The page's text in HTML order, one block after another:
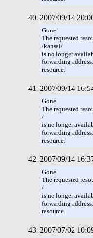
2007/09/14
Gone
The requested
/kansai/
is no longer
forwarding
resource.
2007/09/14
Gone
The requested
/
is no longer
forwarding
resource.
2007/09/14
Gone
The requested
/
is no longer
forwarding
resource.
2007/07/02